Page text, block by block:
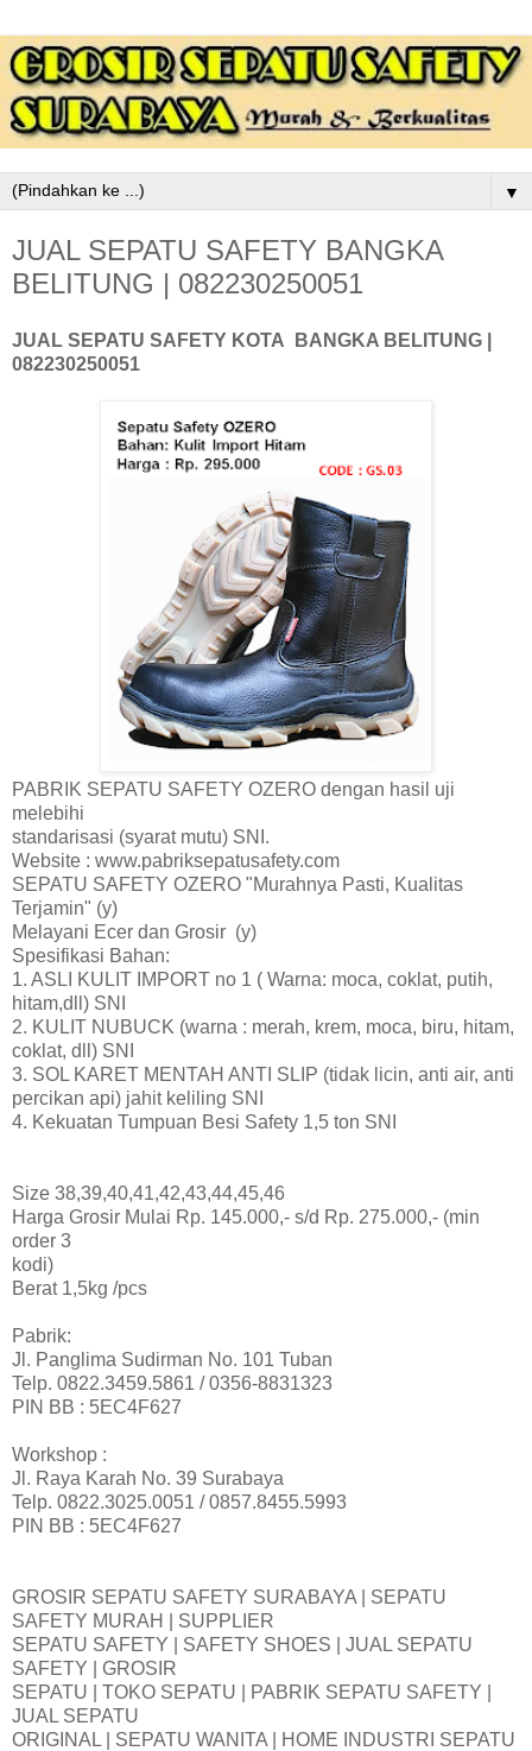
▼
JUAL SEPATU SAFETY BANGKA
BELITUNG | 082230250051
JUAL SEPATU SAFETY KOTA BANGKA BELITUNG
082230250051
PABRIK SEPATU SAFETY OZERO dengan hasil uji
melebihi
standarisasi (syarat mutu) SNI.
Website : www.pabriksepatusafety.com
SEPATU SAFETY OZERO "Murahnya Pasti, Kualitas
Terjamin" (y)
Melayani Ecer dan Grosir (y)
Spesifikasi Bahan:
1. ASLI KULIT IMPORT no 1 ( Warna: moca, coklat, putih,
hitam,dll) SNI
2. KULIT NUBUCK (warna : merah, krem, moca, biru, hitam,
coklat, dll) SNI
3. SOL KARET MENTAH ANTI SLIP (tidak licin, anti air, anti
percikan api) jahit keliling SNI
4. Kekuatan Tumpuan Besi Safety 1,5 ton SNI
Size 38,39,40,41,42,43,44,45,46
Harga Grosir Mulai Rp. 145.000,- s/d Rp. 275.000,- (min
order 3
kodi)
Berat 1,5kg /pcs
Pabrik:
Jl. Panglima Sudirman No. 101 Tuban
Telp. 0822.3459.5861 / 0356-8831323
PIN BB : 5EC4F627
Workshop :
Jl. Raya Karah No. 39 Surabaya
Telp. 0822.3025.0051 / 0857.8455.5993
PIN BB : 5EC4F627
GROSIR SEPATU SAFETY SURABAYA | SEPATU
SAFETY MURAH | SUPPLIER
SEPATU SAFETY | SAFETY SHOES | JUAL SEPATU
SAFETY | GROSIR
SEPATU | TOKO SEPATU | PABRIK SEPATU SAFETY |
JUAL SEPATU
ORIGINAL | SEPATU WANITA | HOME INDUSTRI SEPATU